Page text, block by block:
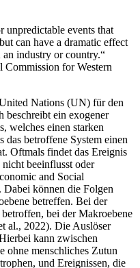
unpredictable events that
can have a dramatic effect
industry or country.“
for Western
Nations (UN) für den
beschreibt ein exogener
welches einen starken
das betroffene System einen
Oftmals findet das Ereignis
nicht beeinflusst oder
and Social
können die Folgen
betreffen. Bei der
bei der Makroebene
al., 2022). Die Auslöser
kann zwischen
ohne menschliches Zutun
und Ereignissen, die